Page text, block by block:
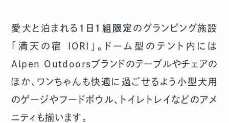
愛犬と泊まれる 1日1組限定 のグランピング施設
「満天の宿 IORI」。ドーム型のテント内には
Alpen Outdoorsブランドのテーブルやチェアの
ほか、ワンちゃんも快適に過ごせるよう小型犬用
のゲージやフードボウル、トイレトレイなどのアメ
ニティも揃います。